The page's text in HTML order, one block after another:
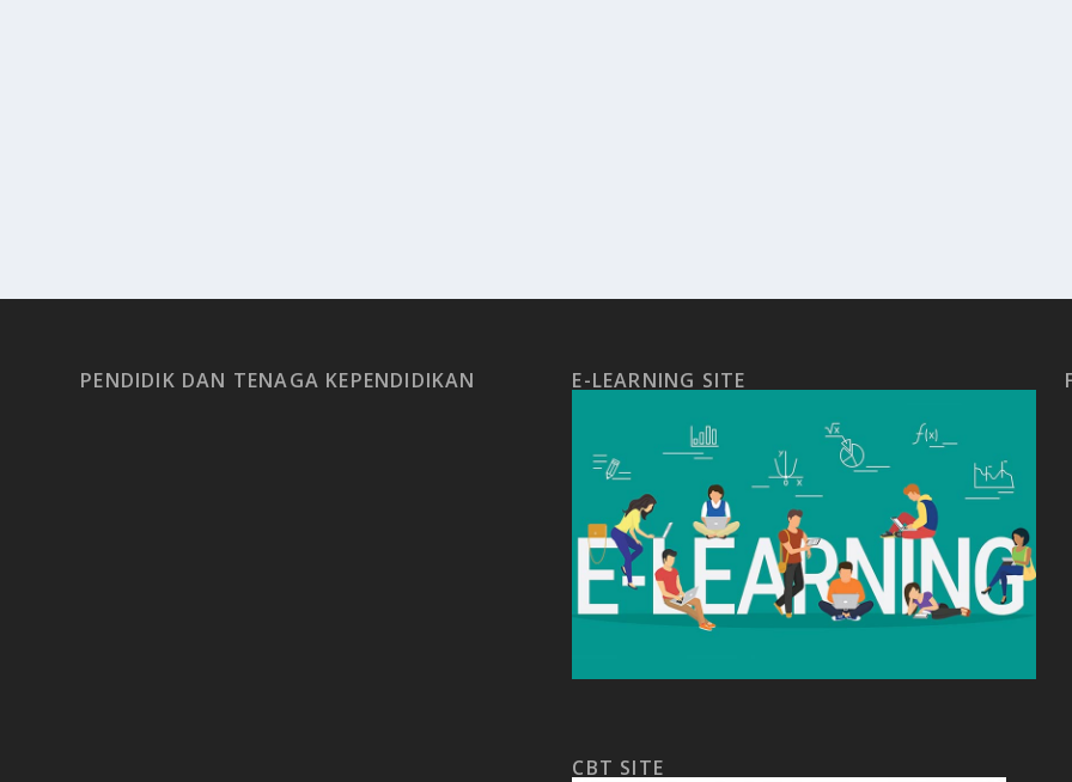
PENDIDIK DAN TENAGA KEPENDIDIKAN E-LEARNING SITE
CBT SITE